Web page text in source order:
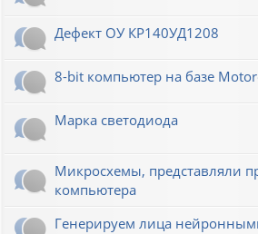
Дефект ОУ КР140УД1208
8-bit компьютер на базе
Марка светодиода
Микросхемы, представляли
компьютера
Генерируем лица